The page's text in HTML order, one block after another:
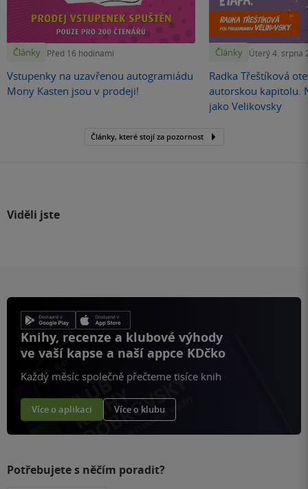
Články Před 16 hodinami
Vstupenky na uzavřenou autogramiádu
Mony Kasten jsou v prodeji!
Články Úterý 4. srpna
Radka Třeštíková
autorskou kapitolu.
jako Velikovsky
Články, které stojí za pozornost
Viděli jste
Knihy, recenze a klubové výhody
ve vaší kapse a naší appce KDčko
Každý měsíc společně přečteme tisíce knih
Více o aplikaci Více o klubu
Potřebujete s něčím poradit?